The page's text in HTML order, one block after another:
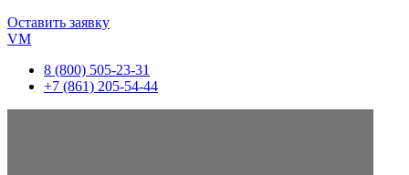
Оставить заявку
VM
8 (800) 505-23-31
+7 (861) 205-54-44